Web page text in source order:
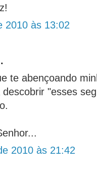
2010 às 13:02
te abençoando
"esses
2010 às 21:42